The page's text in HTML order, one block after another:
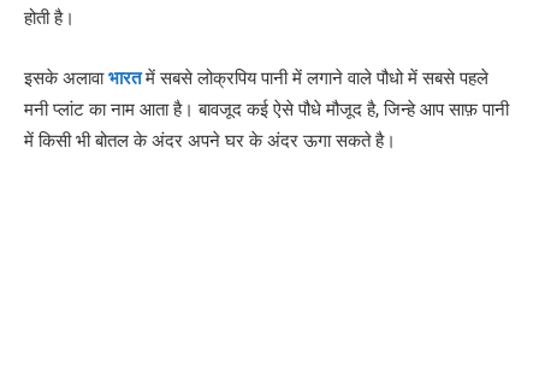
होती है।
इसके अलावाभारतमें सबसे लोक्रपिय पानी में लगाने वाले पौधो में सबसे पहले
मनी प्लांट का नाम आता है। बावजूद कई ऐसे पौधे मौजूद है, जिन्हे आप साफ़ पानी
में किसी भी बोतल के अंदर अपने घर के अंदर ऊगा सकते है।